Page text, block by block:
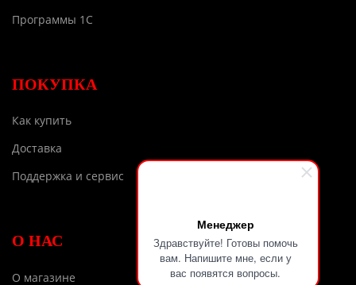
Менеджер
Здравствуйте! Готовы помочь
вам. Напишите мне, если у
вас появятся вопросы.
Программы 1С
ПОКУПКА
Как купить
Доставка
Поддержка и сервис
О НАС
О магазине